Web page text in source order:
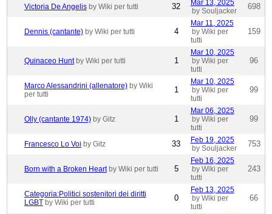
Victoria De Angelis by Wiki per tutti 32
Mar 13, 2025
by Souljacker
698
Dennis (cantante) by Wiki per tutti 4
Mar 11, 2025
by Wiki per
tutti
159
Quinaceo Hunt by Wiki per tutti 1
Mar 10, 2025
by Wiki per
tutti
96
Marco Alessandrini (allenatore) by Wiki
per tutti
1
Mar 10, 2025
by Wiki per
tutti
99
Olly (cantante 1974) by Gitz 1
Mar 06, 2025
by Wiki per
tutti
99
Francesco Lo Voi by Gitz 33
Feb 19, 2025
by Souljacker
753
Born with a Broken Heart by Wiki per tutti 5
Feb 16, 2025
by Wiki per
tutti
243
Categoria:Politici sostenitori dei diritti
LGBT by Wiki per tutti 0
Feb 13, 2025
by Wiki per
tutti
66